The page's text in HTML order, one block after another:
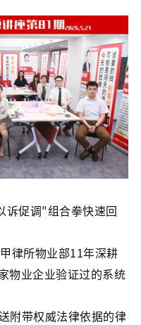
诉促调"组合拳快速回
律所物业部11年深耕
物业企业验证过的系统
附带权威法律依据的律